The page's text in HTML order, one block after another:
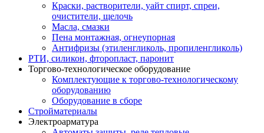
Краски, растворители, уайт спирт, спреи,
очистители, щелочь
Масла, смазки
Пена монтажная, огнеупорная
Антифризы (этиленгликоль, пропиленгликоль)
РТИ, силикон, фторопласт, паронит
Торгово-технологическое оборудование
Комплектующие к торгово-технологическому
оборудованию
Оборудование в сборе
Стройматериалы
Электроарматура